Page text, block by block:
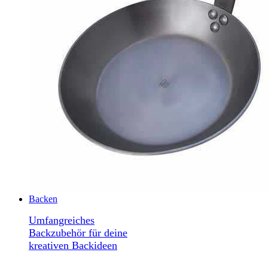
Backen
Umfangreiches
Backzubehör für deine
kreativen Backideen